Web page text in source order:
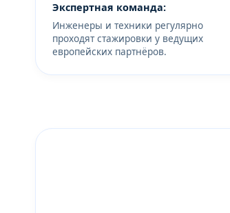
Экспертная команда:
Инженеры и техники регулярно
проходят стажировки у ведущих
европейских партнёров.